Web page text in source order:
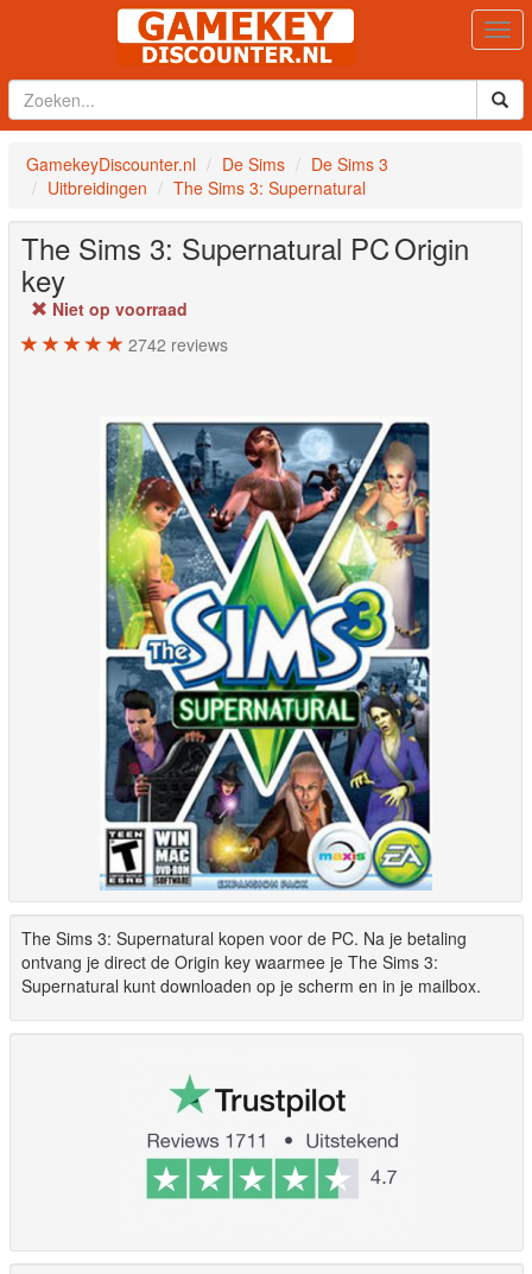
GamekeyDiscounter.nl De Sims
De Sims 3
Uitbreidingen
The Sims 3: Supernatural
The Sims 3: Supernatural PCOrigin
key
Niet op voorraad
2742 reviews
The Sims 3: Supernatural kopen voor de PC. Na je betaling
ontvang je direct de Origin key waarmee je The Sims 3:
Supernatural kunt downloaden op je scherm en in je mailbox.